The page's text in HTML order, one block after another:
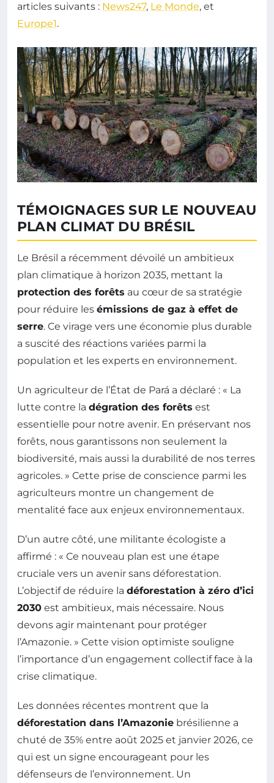
articles suivants : News247, Le Monde, et
Europe1.
TÉMOIGNAGES SUR LE NOUVEAU
PLAN CLIMAT DU BRÉSIL
Le Brésil a récemment dévoilé un ambitieux
plan climatique à horizon 2035, mettant la
protection des forêts au cœur de sa stratégie
pour réduire les émissions de gaz à effet de
serre. Ce virage vers une économie plus durable
a suscité des réactions variées parmi la
population et les experts en environnement.
Un agriculteur de l’État de Pará a déclaré : « La
lutte contre la dégration des forêts est
essentielle pour notre avenir. En préservant nos
forêts, nous garantissons non seulement la
biodiversité, mais aussi la durabilité de nos terres
agricoles. » Cette prise de conscience parmi les
agriculteurs montre un changement de
mentalité face aux enjeux environnementaux.
D’un autre côté, une militante écologiste a
affirmé : « Ce nouveau plan est une étape
cruciale vers un avenir sans déforestation.
L’objectif de réduire la déforestation à zéro d’ici
2030 est ambitieux, mais nécessaire. Nous
devons agir maintenant pour protéger
l’Amazonie. » Cette vision optimiste souligne
l’importance d’un engagement collectif face à la
crise climatique.
Les données récentes montrent que la
déforestation dans l’Amazonie brésilienne a
chuté de 35% entre août 2025 et janvier 2026, ce
qui est un signe encourageant pour les
défenseurs de l’environnement. Un